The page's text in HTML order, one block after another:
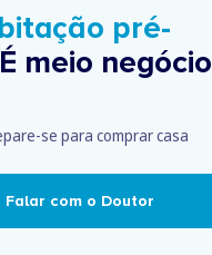
pré-
É meio negócio
se para comprar casa
Falar com o Doutor